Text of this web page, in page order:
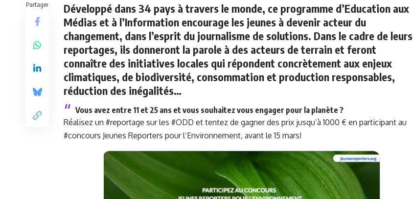
Partager
Développé dans 34 pays à travers le monde, ce programme d’Education aux
Médias et à l’Information encourage les jeunes à devenir acteur du
changement, dans l’esprit du journalisme de solutions. Dans le cadre de leurs
reportages, ils donneront la parole à des acteurs de terrain et feront
connaître des initiatives locales qui répondent concrètement aux enjeux
climatiques, de biodiversité, consommation et production responsables,
réduction des inégalités…
Vous avez entre 11 et 25 ans et vous souhaitez vous engager pour la planète ?
Réalisez un #reportage sur les #ODD et tentez de gagner des prix jusqu’à 1000 € en participant au
#concours Jeunes Reporters pour l’Environnement, avant le 15 mars!